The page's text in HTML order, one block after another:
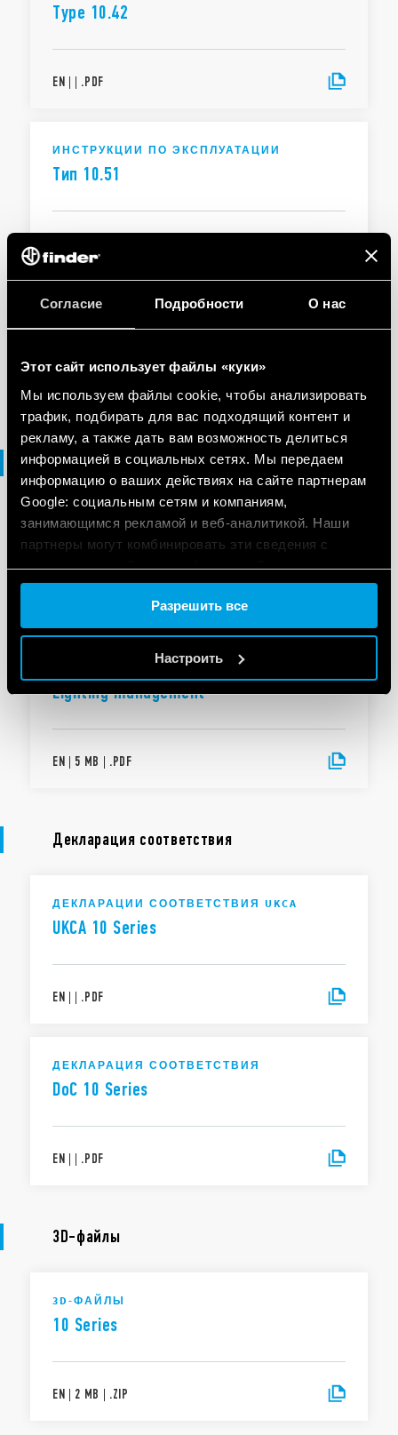
Согласие Подробности О нас
Этот сайт использует файлы «куки»
Мы используем файлы cookie, чтобы анализировать
трафик, подбирать для вас подходящий контент и
рекламу, а также дать вам возможность делиться
информацией в социальных сетях. Мы передаем
информацию о ваших действиях на сайте партнерам
Google: социальным сетям и компаниям,
занимающимся рекламой и веб-аналитикой. Наши
партнеры могут комбинировать эти сведения с
предоставленной вами информацией, а также
данными, которые они получили при использовании
Разрешить все
Настроить
Type 10.42
EN | | .PDF
ИНСТРУКЦИИ ПО ЭКСПЛУАТАЦИИ
Тип 10.51
Type 10.51
Брошюра
БРОШЮРА
УПРАВЛЕНИЕ ОСВЕЩЕНИЕМ
Lighting management
EN | 5 MB | .PDF
Декларация соответствия
ДЕКЛАРАЦИИ СООТВЕТСТВИЯ UKCA
UKCA 10 Series
EN | | .PDF
ДЕКЛАРАЦИЯ СООТВЕТСТВИЯ
DoC 10 Series
EN | | .PDF
3D-файлы
3D-ФАЙЛЫ
10 Series
EN | 2 MB | .ZIP